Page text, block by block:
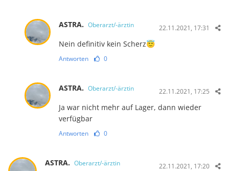
ASTRA. Oberarzt/-ärztin 22.11.2021, 17:31
Nein definitiv kein Scherz😇
Antworten 0
ASTRA. Oberarzt/-ärztin 22.11.2021, 17:25
Ja war nicht mehr auf Lager, dann wieder
verfügbar
Antworten 0
ASTRA. Oberarzt/-ärztin 22.11.2021, 17:20